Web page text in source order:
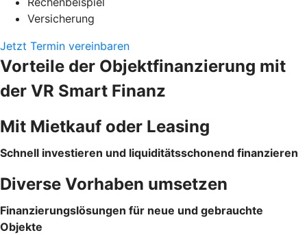
Versicherung
Jetzt Termin vereinbaren
Vorteile der Objektfinanzierung mit
der VR Smart Finanz
Mit Mietkauf oder Leasing
Schnell investieren und liquiditätsschonend finanzieren
Diverse Vorhaben umsetzen
Finanzierungslösungen für neue und gebrauchte
Objekte